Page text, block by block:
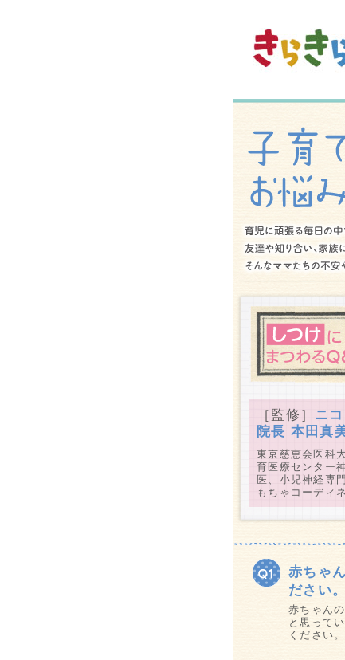
［監修］ ニ
院長 本田真
東京慈恵会医科
育医療センター
医、小児神経専
もちゃコーディ
赤ちゃ
ださい。
赤ちゃん
と思って
ください。